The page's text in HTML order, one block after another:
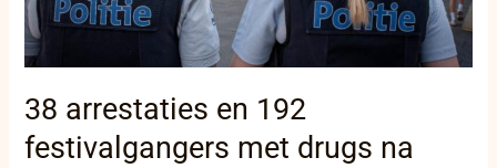
38 arrestaties en 192
festivalgangers met drugs na
eerste
weekend
Tomorrowland